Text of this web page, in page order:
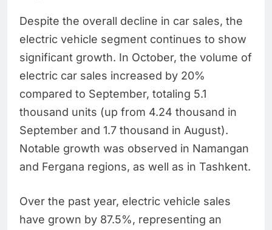
Despite the overall decline in car sales, the
electric vehicle segment continues to show
significant growth. In October, the volume of
electric car sales increased by 20%
compared to September, totaling 5.1
thousand units (up from 4.24 thousand in
September and 1.7 thousand in August).
Notable growth was observed in Namangan
and Fergana regions, as well as in Tashkent.
Over the past year, electric vehicle sales
have grown by 87.5%, representing an